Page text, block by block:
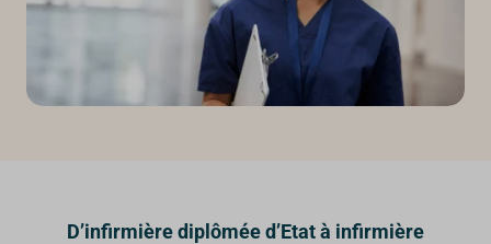
D’infirmière diplômée d’Etat à infirmière